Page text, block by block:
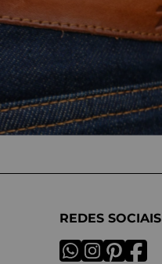
REDES SOCIAIS